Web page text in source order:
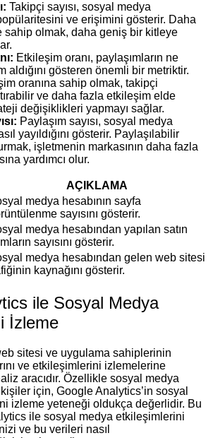
Takipçi sayısı, sosyal medya
ve erişimini gösterir. Daha
sahip olmak, daha geniş bir kitleye
Etkileşim oranı, paylaşımların ne
aldığını gösteren önemli bir metriktir.
oranına sahip olmak, takipçi
ve daha fazla etkileşim elde
değişiklikleri yapmayı sağlar.
Paylaşım sayısı, sosyal medya
yayıldığını gösterir. Paylaşılabilir
işletmenin markasının daha fazla
yardımcı olur.
AÇIKLAMA
medya hesabının sayfa
sayısını gösterir.
medya hesabından yapılan satın
sayısını gösterir.
medya hesabından gelen web sitesi
kaynağını gösterir.
ile Sosyal Medya
İzleme
sitesi ve uygulama sahiplerinin
ve etkileşimlerini izlemelerine
aracıdır. Özellikle sosyal medya
için, Google Analytics’in sosyal
izleme yeteneği oldukça değerlidir. Bu
ile sosyal medya etkileşimlerini
ve bu verileri nasıl